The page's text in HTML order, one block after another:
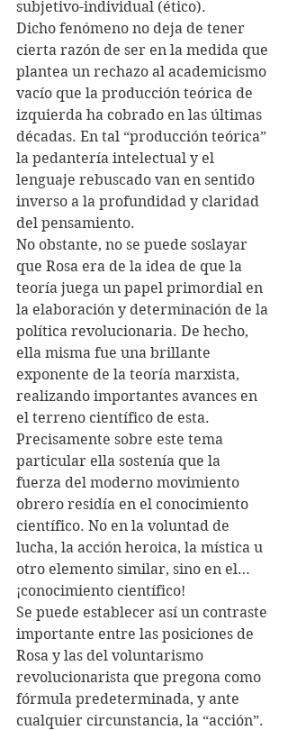
subjetivo-individual (ético).
Dicho fenómeno no deja de tener
cierta razón de ser en la medida que
plantea un rechazo al academicismo
vacío que la producción teórica de
izquierda ha cobrado en las últimas
décadas. En tal “producción teórica”
la pedantería intelectual y el
lenguaje rebuscado van en sentido
inverso a la profundidad y claridad
del pensamiento.
No obstante, no se puede soslayar
que Rosa era de la idea de que la
teoría juega un papel primordial en
la elaboración y determinación de la
política revolucionaria. De hecho,
ella misma fue una brillante
exponente de la teoría marxista,
realizando importantes avances en
el terreno científico de esta.
Precisamente sobre este tema
particular ella sostenía que la
fuerza del moderno movimiento
obrero residía en el conocimiento
científico. No en la voluntad de
lucha, la acción heroica, la mística u
otro elemento similar, sino en el…
¡conocimiento científico!
Se puede establecer así un contraste
importante entre las posiciones de
Rosa y las del voluntarismo
revolucionarista que pregona como
fórmula predeterminada, y ante
cualquier circunstancia, la “acción”.